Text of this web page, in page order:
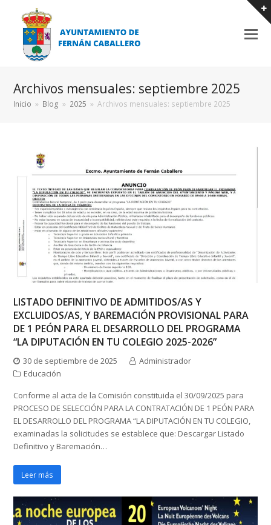
Archivos mensuales: septiembre 2025
Inicio » Blog » 2025 » Archivos mensuales: septiembre 2025
LISTADO DEFINITIVO DE ADMITIDOS/AS Y
EXCLUIDOS/AS, Y BAREMACIÓN PROVISIONAL PARA
DE 1 PEÓN PARA EL DESARROLLO DEL PROGRAMA
“LA DIPUTACIÓN EN TU COLEGIO 2025-2026”
30 de septiembre de 2025
Administrador
Educación
Conforme al acta de la Comisión constituida el 30/09/2025 para
PROCESO DE SELECCIÓN PARA LA CONTRATACIÓN DE 1 PEÓN PARA
EL DESARROLLO DEL PROGRAMA “LA DIPUTACIÓN EN TU COLEGIO,
examinadas la solicitudes se establece que: Descargar Listado
Definitivo y Baremación…
Leer más